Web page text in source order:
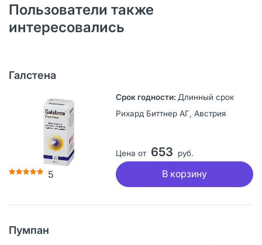
Пользователи также
интересовались
Галстена
5
Длинный срок
Рихард Биттнер АГ, Австрия
Цена от 653 руб.
В корзину
Пумпан